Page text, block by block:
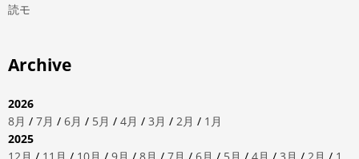
読モ
Archive
2026
8月 / 7月 / 6月 / 5月 / 4月 / 3月 / 2月 / 1月
2025